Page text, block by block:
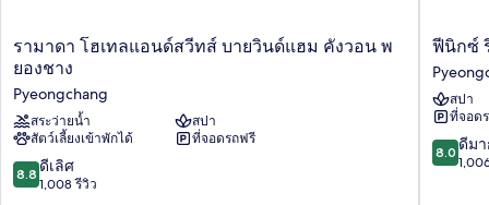
รามา
ดา
เทล
แอนด์
สวี
ทส์
บาย
รามาดา โฮเทลแอนด์สวีทส์ บายวินด์แฮม คังวอน พ
ยองชาง
Pyeongchang
สระว่ายน้ำ
สปา
สัตว์เลี้ยงเข้าพักได้
ที่จอดรถฟรี
8.8
จาก
8.8 ดีเลิศ
1,008 รีวิว
ฟีนิกซ์
รีสอร์ท
พ
ยอง
ชาง
ฟีนิกซ์
สปา
ที่จอด
8.0
จาก
8.0 ดีม